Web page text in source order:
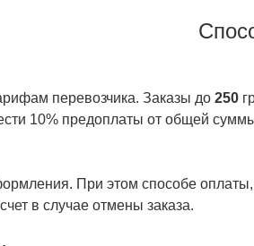
перевозчика. Заказы до 250
10% предоплаты от общей
При этом способе
в случае отмены заказа.